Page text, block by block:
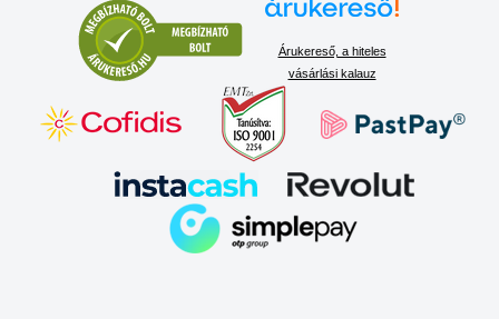
Árukereső, a hiteles
vásárlási kalauz